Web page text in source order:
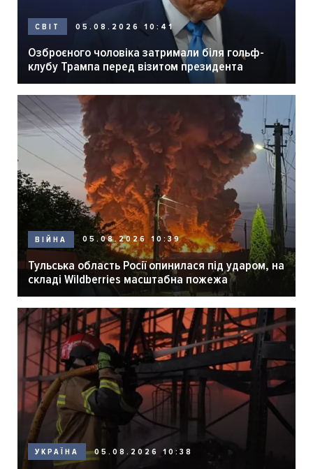
СВІТ 05.08.2026 10:41
Озброєного чоловіка затримали біля гольф-
клубу Трампа перед візитом президента
ВІЙНА 05.08.2026 10:39
Тульська область Росії опинилася під ударом, на
складі Wildberries масштабна пожежа
УКРАЇНА 05.08.2026 10:38